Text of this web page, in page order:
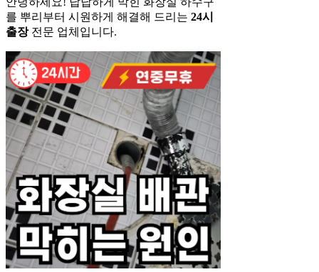
를 뿌리부터 시원하게 해결해 드리는 24시
출장전문 업체입니다.